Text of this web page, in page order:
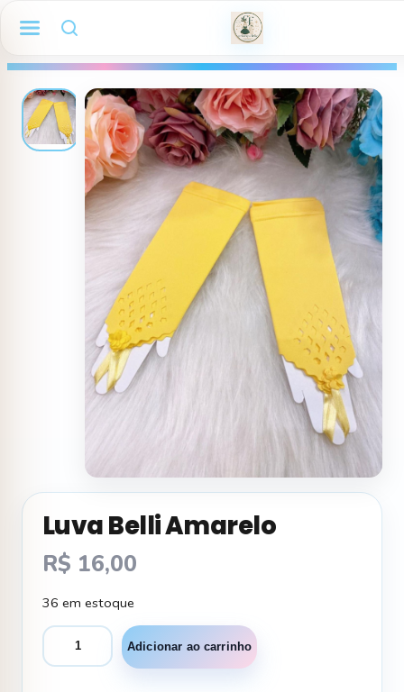
Luva Belli Amarelo
R$ 16,00
36 em estoque
Luva
Belli
Adicionar ao carrinho